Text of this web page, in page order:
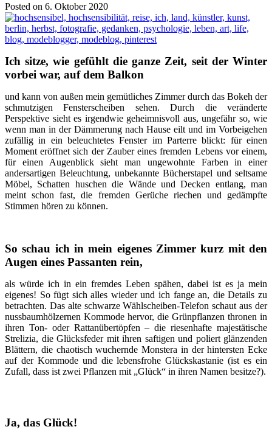
Posted on 6. Oktober 2020
Ich sitze, wie gefühlt die ganze Zeit, seit der Winter
vorbei war, auf dem Balkon
und kann von außen mein gemütliches Zimmer durch das Bokeh der
schmutzigen Fensterscheiben sehen. Durch die veränderte
Perspektive sieht es irgendwie geheimnisvoll aus, ungefähr so, wie
wenn man in der Dämmerung nach Hause eilt und im Vorbeigehen
zufällig in ein beleuchtetes Fenster im Parterre blickt: für einen
Moment eröffnet sich der Zauber eines fremden Lebens vor einem,
für einen Augenblick sieht man ungewohnte Farben in einer
andersartigen Beleuchtung, unbekannte Bücherstapel und seltsame
Möbel, Schatten huschen die Wände und Decken entlang, man
meint schon fast, die fremden Gerüche riechen und gedämpfte
Stimmen hören zu können.
So schau ich in mein eigenes Zimmer kurz mit den
Augen eines Passanten rein,
als würde ich in ein fremdes Leben spähen, dabei ist es ja mein
eigenes! So fügt sich alles wieder und ich fange an, die Details zu
betrachten. Das alte schwarze Wählscheiben-Telefon schaut aus der
nussbaumhölzernen Kommode hervor, die Grünpflanzen thronen in
ihren Ton- oder Rattanübertöpfen – die riesenhafte majestätische
Strelizia, die Glücksfeder mit ihren saftigen und poliert glänzenden
Blättern, die chaotisch wuchernde Monstera in der hintersten Ecke
auf der Kommode und die lebensfrohe Glückskastanie (ist es ein
Zufall, dass ist zwei Pflanzen mit „Glück“ in ihren Namen besitze?).
Ja, das Glück!